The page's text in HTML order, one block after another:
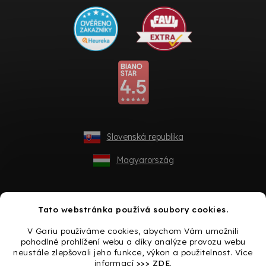
Tato webstránka používá soubory cookies.
V Gariu používáme cookies, abychom Vám umožnili
pohodlné prohlížení webu a díky analýze provozu webu
neustále zlepšovali jeho funkce, výkon a použitelnost. Více
informací >>> ZDE.
Slovenská republika
Magyarország